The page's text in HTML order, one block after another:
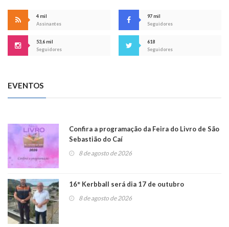
4 mil
Assinantes
97 mil
Seguidores
53,6 mil
Seguidores
618
Seguidores
EVENTOS
Confira a programação da Feira do Livro de São
Sebastião do Caí
8 de agosto de 2026
16° Kerbball será dia 17 de outubro
8 de agosto de 2026